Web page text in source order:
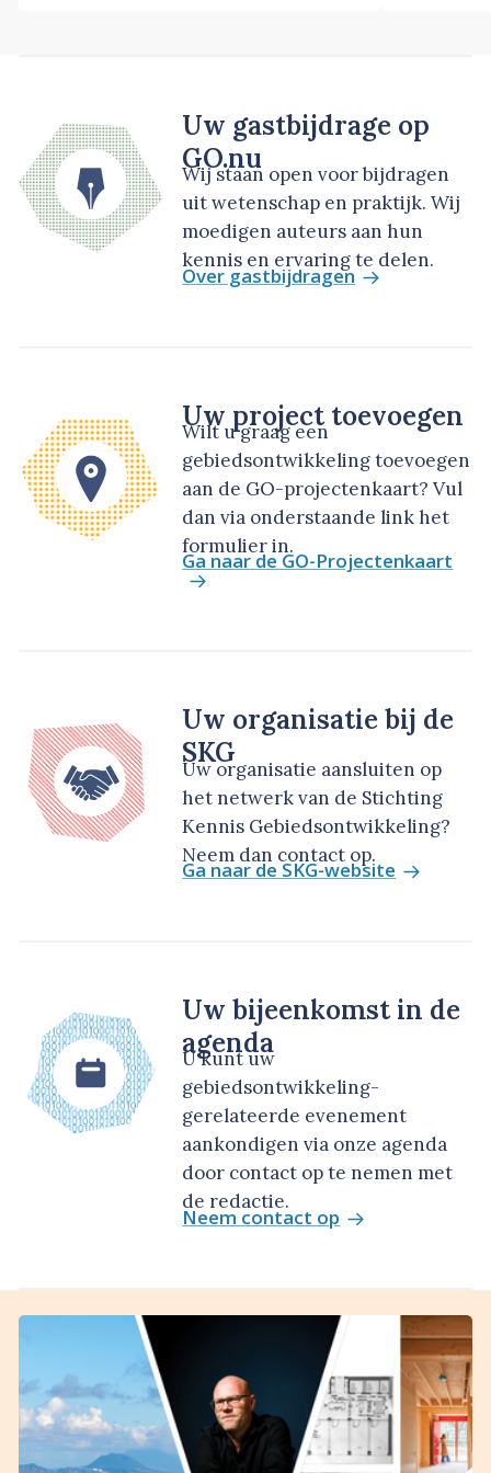
Uw gastbijdrage op
GO.nu
Wij staan open voor bijdragen
uit wetenschap en praktijk. Wij
moedigen auteurs aan hun
kennis en ervaring te delen.
Over gastbijdragen
Uw project toevoegen
Wilt u graag een
gebiedsontwikkeling toevoegen
aan de GO-projectenkaart? Vul
dan via onderstaande link het
formulier in.
Ga naar de GO-Projectenkaart
Uw organisatie bij de
SKG
Uw organisatie aansluiten op
het netwerk van de Stichting
Kennis Gebiedsontwikkeling?
Neem dan contact op.
Ga naar de SKG-website
Uw bijeenkomst in de
agenda
U kunt uw
gebiedsontwikkeling-
gerelateerde evenement
aankondigen via onze agenda
door contact op te nemen met
de redactie.
Neem contact op